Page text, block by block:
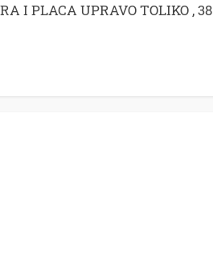
I PLACA UPRAVO TOLIKO , 38